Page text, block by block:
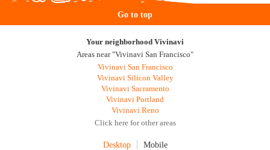
Go to top
Your neighborhood Vivinavi
Areas near "Vivinavi San Francisco"
Vivinavi San Francisco
Vivinavi Silicon Valley
Vivinavi Sacramento
Vivinavi Portland
Vivinavi Reno
Click here for other areas
Desktop Mobile